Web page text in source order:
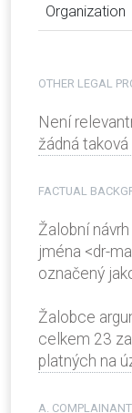
Organization
OTHER LEGAL
Není
žádná
FACTUAL
Žalobní
jména <dr-
označený
Žalobce
celkem 23
platných na
A. COMPLAINANT